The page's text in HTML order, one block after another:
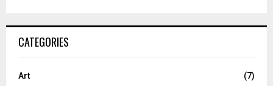
CATEGORIES
Art
(7)